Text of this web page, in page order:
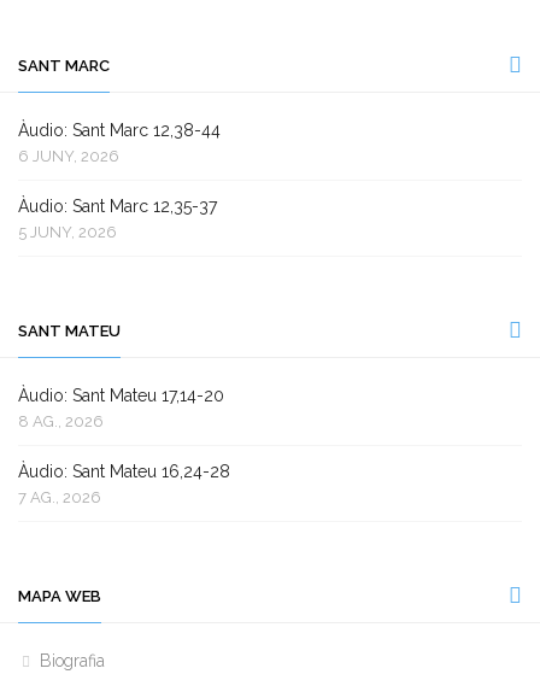
SANT MARC
Àudio: Sant Marc 12,38-44
6 JUNY, 2026
Àudio: Sant Marc 12,35-37
5 JUNY, 2026
SANT MATEU
Àudio: Sant Mateu 17,14-20
8 AG., 2026
Àudio: Sant Mateu 16,24-28
7 AG., 2026
MAPA WEB
Biografia